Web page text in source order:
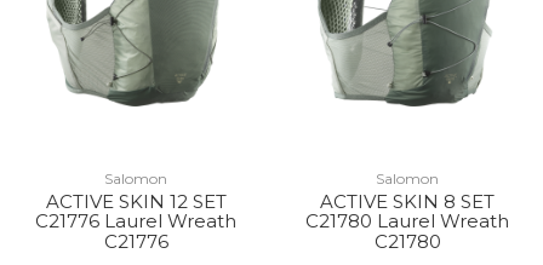
Salomon
ACTIVE SKIN 12 SET
C21776 Laurel Wreath
C21776
Salomon
ACTIVE SKIN 8 SET
C21780 Laurel Wreath
C21780